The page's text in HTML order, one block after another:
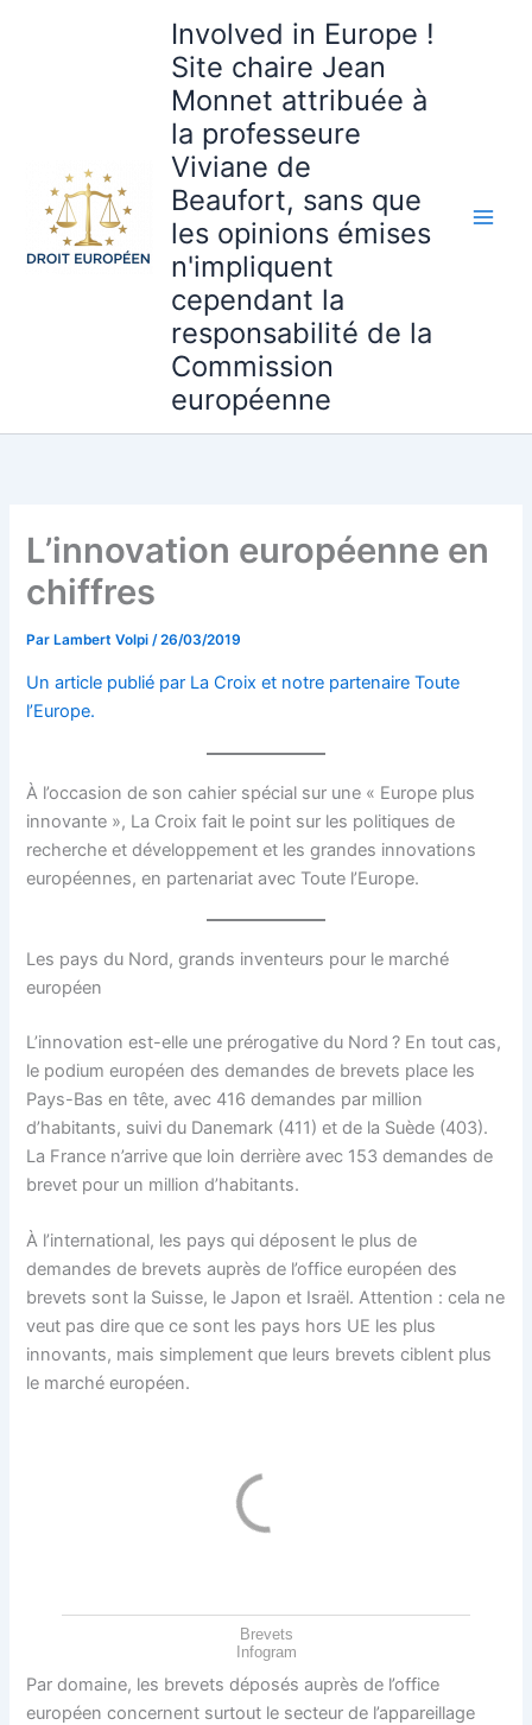
Involved in Europe !
Site chaire Jean
Monnet attribuée à
la professeure
Viviane de
Beaufort, sans que
les opinions émises
n'impliquent
cependant la
responsabilité de la
Commission
européenne
L’innovation européenne en
chiffres
Par Lambert Volpi/26/03/2019
Un article publié par La Croix et notre partenaire Toute
l’Europe.
À l’occasion de son cahier spécial sur une « Europe plus
innovante », La Croix fait le point sur les politiques de
recherche et développement et les grandes innovations
européennes, en partenariat avec Toute l’Europe.
Les pays du Nord, grands inventeurs pour le marché
européen
L’innovation est-elle une prérogative du Nord ? En tout cas,
le podium européen des demandes de brevets place les
Pays-Bas en tête, avec 416 demandes par million
d’habitants, suivi du Danemark (411) et de la Suède (403).
La France n’arrive que loin derrière avec 153 demandes de
brevet pour un million d’habitants.
À l’international, les pays qui déposent le plus de
demandes de brevets auprès de l’office européen des
brevets sont la Suisse, le Japon et Israël. Attention : cela ne
veut pas dire que ce sont les pays hors UE les plus
innovants, mais simplement que leurs brevets ciblent plus
le marché européen.
Brevets
Infogram
Par domaine, les brevets déposés auprès de l’office
européen concernent surtout le secteur de l’appareillage